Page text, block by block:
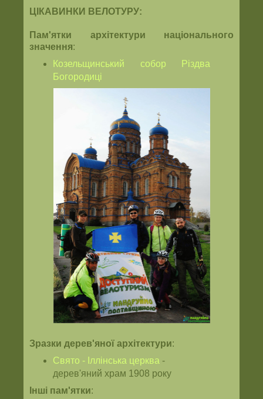
ЦІКАВИНКИ ВЕЛОТУРУ:
Пам'ятки архітектури національного
значення:
Козельщинський собор Різдва
Богородиці
Зразки дерев'яної архітектури:
Свято - Іллінська церква -
дерев'яний храм 1908 року
Інші пам'ятки: